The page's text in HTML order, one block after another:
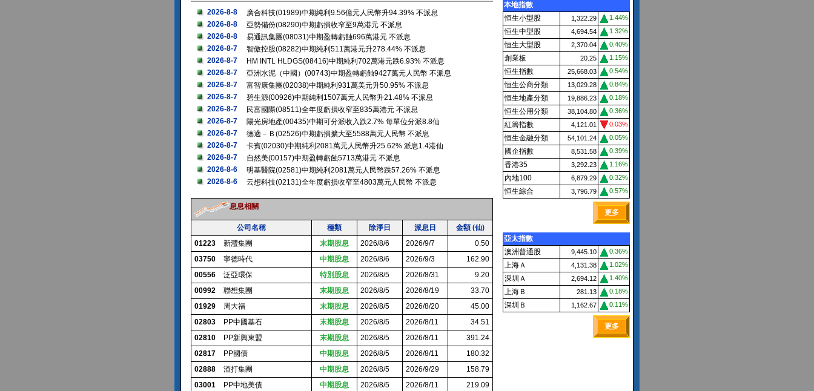
2026-8-8
廣合科技(01989)中期純利9.56億元人民幣升94.39% 不派息
2026-8-8
亞勢備份(08290)中期虧損收窄至9萬港元 不派息
2026-8-8
易通訊集團(08031)中期盈轉虧蝕696萬港元 不派息
2026-8-7
智傲控股(08282)中期純利511萬港元升278.44% 不派息
2026-8-7
HM INTL HLDGS(08416)中期純利702萬港元跌6.93% 不派息
2026-8-7
亞洲水泥（中國）(00743)中期盈轉虧蝕9427萬元人民幣 不派息
2026-8-7
富智康集團(02038)中期純利931萬美元升50.95% 不派息
2026-8-7
碧生源(00926)中期純利1507萬元人民幣升21.48% 不派息
2026-8-7
民富國際(08511)全年度虧損收窄至835萬港元 不派息
2026-8-7
陽光房地產(00435)中期可分派收入跌2.7% 每單位分派8.8仙
2026-8-7
德適－Ｂ(02526)中期虧損擴大至5588萬元人民幣 不派息
2026-8-7
卡賓(02030)中期純利2081萬元人民幣升25.62% 派息1.4港仙
2026-8-7
自然美(00157)中期盈轉虧蝕5713萬港元 不派息
2026-8-6
明基醫院(02581)中期純利2081萬元人民幣跌57.26% 不派息
2026-8-6
云想科技(02131)全年度虧損收窄至4803萬元人民幣 不派息
息息相關
公司名稱 種類 除淨日 派息日
金額 (仙)
01223
新灃集團 末期股息 2026/8/6 2026/9/7
0.50
03750
寧德時代 中期股息 2026/8/6 2026/9/3
162.90
00556
泛亞環保 特別股息 2026/8/5 2026/8/31
9.20
00992
聯想集團 末期股息 2026/8/5 2026/8/19
33.70
01929
周大福 末期股息 2026/8/5 2026/8/20
45.00
02803
PP中國基石 末期股息 2026/8/5 2026/8/11
34.51
02810
PP新興東盟 末期股息 2026/8/5 2026/8/11
391.24
02817
PP國債 中期股息 2026/8/5 2026/8/11
180.32
02888
渣打集團 中期股息 2026/8/5 2026/9/29
158.79
03001
PP中地美債 中期股息 2026/8/5 2026/8/11 219.09
本地指數
恒生小型股
1,322.29 1.44%
恒生中型股 4,694.54 1.32%
恒生大型股 2,370.04 0.40%
創業板 20.25 1.15%
恒生指數 25,668.03 0.54%
恒生公商分類 13,029.28 0.84%
恒生地產分類 19,886.23 0.18%
恒生公用分類 38,104.80 0.36%
紅籌指數 4,121.01 0.03%
恒生金融分類 54,101.24 0.05%
國企指數 8,531.58 0.39%
香港35 3,292.23 1.16%
內地100 6,879.29 0.32%
恒生綜合 3,796.79 0.57%
更多
亞太指數
澳洲普通股
9,445.10 0.36%
上海Ａ 4,131.38 1.02%
深圳Ａ 2,694.12 1.40%
上海Ｂ 281.13 0.18%
深圳Ｂ 1,162.67 0.11%
更多